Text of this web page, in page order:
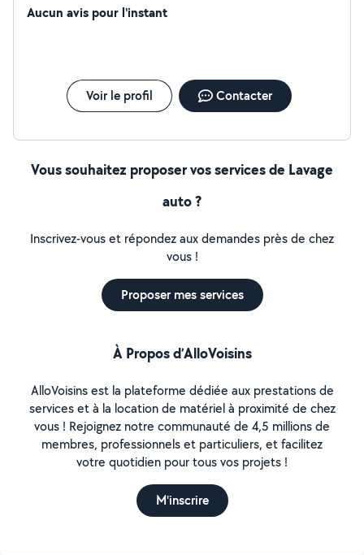
marchandises ou de personnes un brin dessinateur
Aucun avis pour l'instant
Voir le profil Contacter
Vous souhaitez proposer vos services de Lavage
auto ?
Inscrivez-vous et répondez aux demandes près de chez
vous !
Proposer mes services
À Propos d’AlloVoisins
AlloVoisins est la plateforme dédiée aux prestations de
services et à la location de matériel à proximité de chez
vous ! Rejoignez notre communauté de 4,5 millions de
membres, professionnels et particuliers, et facilitez
votre quotidien pour tous vos projets !
M'inscrire